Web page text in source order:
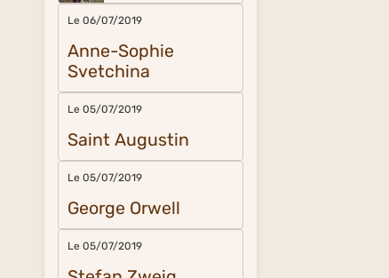
Le 06/07/2019
Anne-Sophie
Svetchina
Le 05/07/2019
Saint Augustin
Le 05/07/2019
George Orwell
Le 05/07/2019